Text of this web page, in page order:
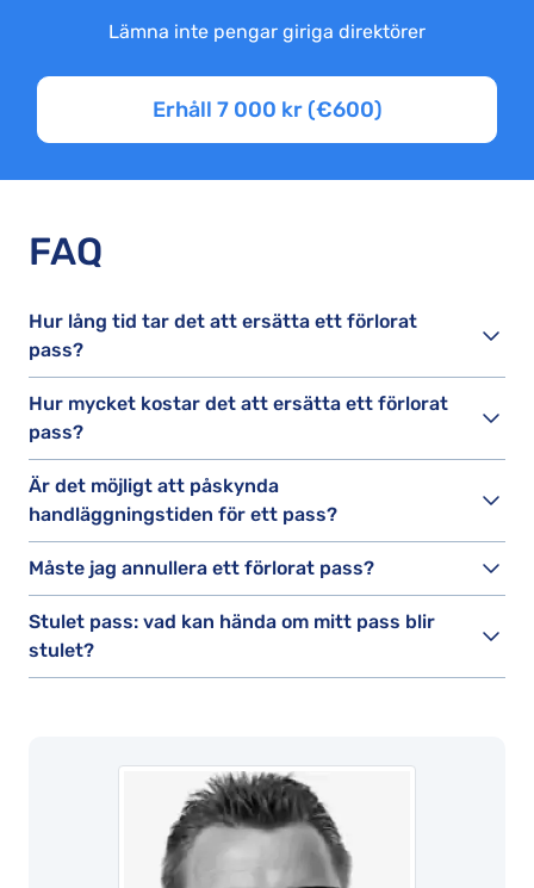
Lämna inte pengar giriga direktörer
Erhåll 7 000 kr (€600)
FAQ
Hur lång tid tar det att ersätta ett förlorat
pass?
Hur mycket kostar det att ersätta ett förlorat
pass?
Är det möjligt att påskynda
handläggningstiden för ett pass?
Måste jag annullera ett förlorat pass?
Stulet pass: vad kan hända om mitt pass blir
stulet?